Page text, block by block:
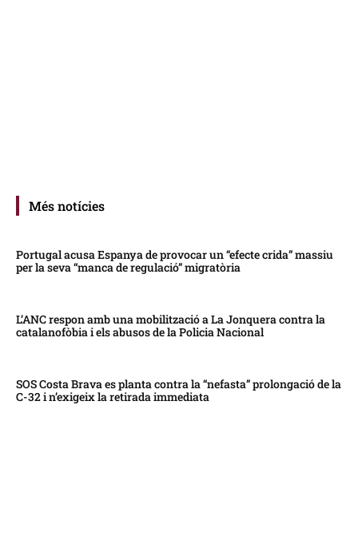
Més notícies
Portugal acusa Espanya de provocar un “efecte crida” massiu
per la seva “manca de regulació” migratòria
L’ANC respon amb una mobilització a La Jonquera contra la
catalanofòbia i els abusos de la Policia Nacional
SOS Costa Brava es planta contra la “nefasta” prolongació de la
C-32 i n’exigeix la retirada immediata